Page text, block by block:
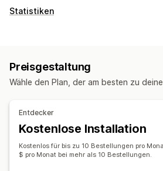
Targeting
Kampagnenmanagement
Leistungsanalyse
Interaktionskennzahlen Conversion-
Impressionszahlen UTM-Zuordnung
Statistiken
Marketing und Vertrieb
Bildmaterial und Berichte
Analyse-Dashboard
Preisgestaltung
Wähle den Plan, der am besten zu
Entdecker
Kostenlose Installation
Kostenlos für bis zu 10 Bestellungen pro
$ pro Monat bei mehr als 10 Bestellungen.